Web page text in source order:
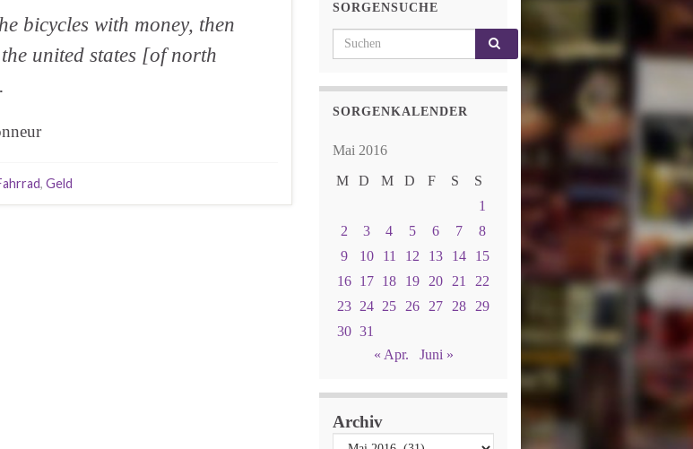
bicycles with money, then
united states [of north
, Geld
SORGENSUCHE
Search for:
SORGENKALENDER
Mai 2016
M
D M D F S
S
1
2
3 4 5 6 7
8
9
10 11 12 13 14
15
16
17 18 19 20 21
22
23
24 25 26 27 28
29
30 31
« Apr.
Juni »
Archiv